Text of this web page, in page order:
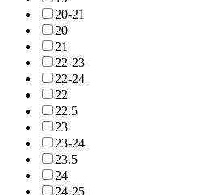
20-21
20
21
22-23
22-24
22
22.5
23
23-24
23.5
24
24-25